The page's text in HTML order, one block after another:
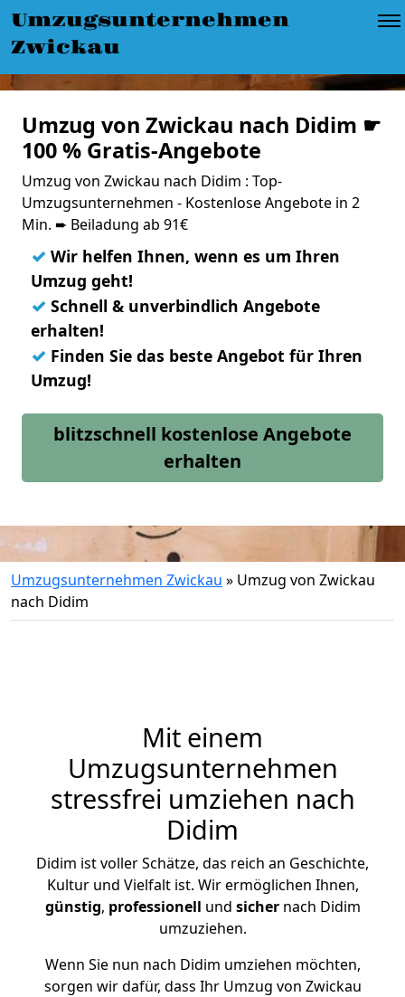
Umzugsunternehmen
Zwickau
Umzug von Zwickau nach Didim ☛
100 % Gratis-Angebote
Umzug von Zwickau nach Didim : Top-
Umzugsunternehmen - Kostenlose Angebote in 2
Min. ➨ Beiladung ab 91€
✓ Wir helfen Ihnen, wenn es um Ihren
Umzug geht!
✓ Schnell & unverbindlich Angebote
erhalten!
✓ Finden Sie das beste Angebot für Ihren
Umzug!
blitzschnell kostenlose Angebote
erhalten
Umzugsunternehmen Zwickau » Umzug von Zwickau
nach Didim
Mit einem
Umzugsunternehmen
stressfrei umziehen nach
Didim
Didim ist voller Schätze, das reich an Geschichte,
Kultur und Vielfalt ist. Wir ermöglichen Ihnen,
günstig, professionell und sichernach Didim
umzuziehen.
Wenn Sie nun nach Didim umziehen möchten,
sorgen wir dafür, dass Ihr Umzug von Zwickau